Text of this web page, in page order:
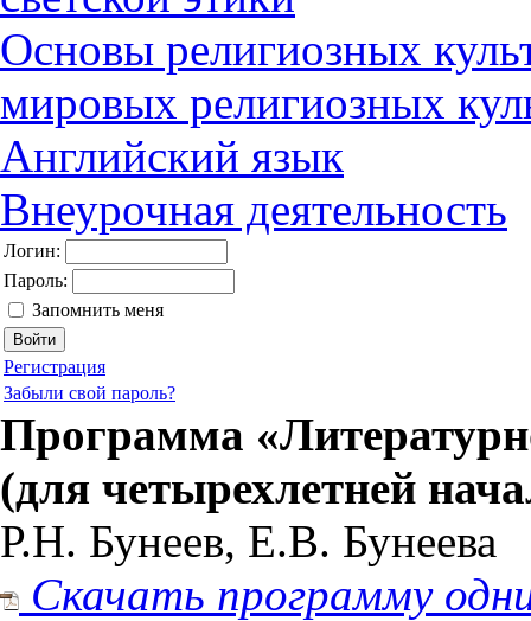
Основы религиозных
мировых религиозных
Английский язык
Внеурочная деятельность
Логин:
Пароль:
Запомнить меня
Регистрация
Забыли свой пароль?
Программа
(для четырехлетней
Р.Н. Бунеев, Е.В. Бунеева
Скачать программу